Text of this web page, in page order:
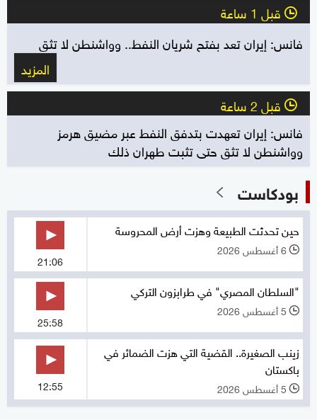
l قبل 1 ساعة
فانس: إيران تعد بفتح شريان النفط.. وواشنطن لا تثق
المزيد
l قبل 2 ساعة
فانس: إيران تعهدت بتدفق النفط عبر مضيق هرمز
وواشنطن لا تثق حتى تثبت طهران ذلك
بودكاست
حين تحدثت الطبيعة وهزت أرض المحروسة
l 6 أغسطس 2026
21:06
"السلطان المصري" في طرابزون التركي
l 5 أغسطس 2026
25:58
زينب الصغيرة.. القضية التي هزت الضمائر في
باكستان
l 5 أغسطس 2026 12:55